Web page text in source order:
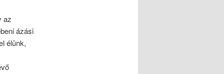
az
ázási
élünk,